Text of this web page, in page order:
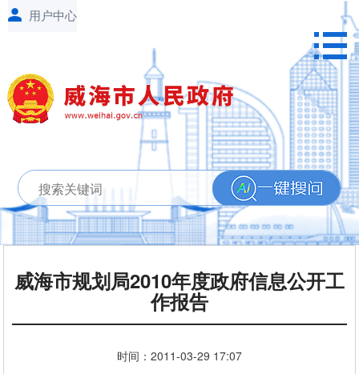
威海市规划局2010年度政府信息公开工
作报告
时间： 2011-03-29 17:07